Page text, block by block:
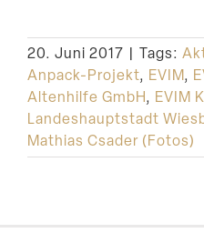
20. Juni 2017 | Tags:
Anpack-Projekt, EVIM,
Altenhilfe GmbH, EVIM
Landeshauptstadt
Mathias Csader (Fotos)